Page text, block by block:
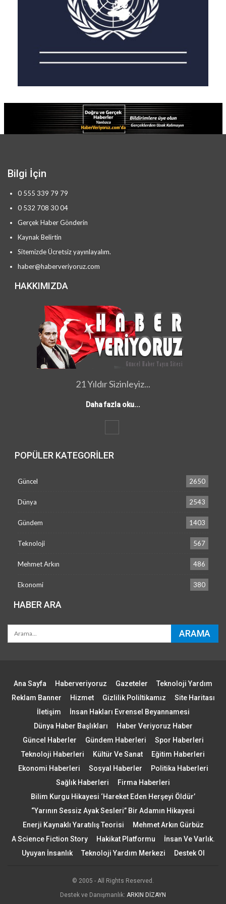
Bilgi İçin
0 555 339 79 79
0 532 708 30 04
Gerçek Haber Gönderin
Kaynak Belirtin
Sitemizde Ücretsiz yayınlayalım.
haber@haberveriyoruz.com
HAKKIMIZDA
21 Yıldır Sizinleyiz...
Daha fazla oku...
POPÜLER KATEGORILER
Güncel 2650
Dünya 2543
Gündem 1403
Teknoloji 567
Mehmet Arkın 486
Ekonomi 380
HABER ARA
Ana Sayfa Haberveriyoruz Gazeteler
Teknoloji Yardım
Reklam Banner
Hizmet Gizlilik Poliltikamız
Site Haritası
İletişim
İnsan Hakları Evrensel Beyannamesi
Dünya Haber Başlıkları
Haber Veriyoruz Haber
Güncel Haberler
Gündem Haberleri
Spor Haberleri
Teknoloji Haberleri
Kültür Ve Sanat
Eğitim Haberleri
Ekonomi Haberleri
Sosyal Haberler
Politika Haberleri
Sağlık Haberleri
Firma Haberleri
Bilim Kurgu Hikayesi ‘Hareket Eden Herşeyi Öldür’
“Yarının Sessiz Ayak Sesleri” Bir Adamın Hikayesi
Enerji Kaynaklı Yaratılış Teorisi
Mehmet Arkın Gürbüz
A Science Fiction Story
Hakikat Platformu
İnsan Ve Varlık.
Uyuyan İnsanlık
Teknoloji Yardım Merkezi Destek Ol
© 2005 - All Rights Reserved.
Destek ve Danışmanlık: ARKIN DİZAYN